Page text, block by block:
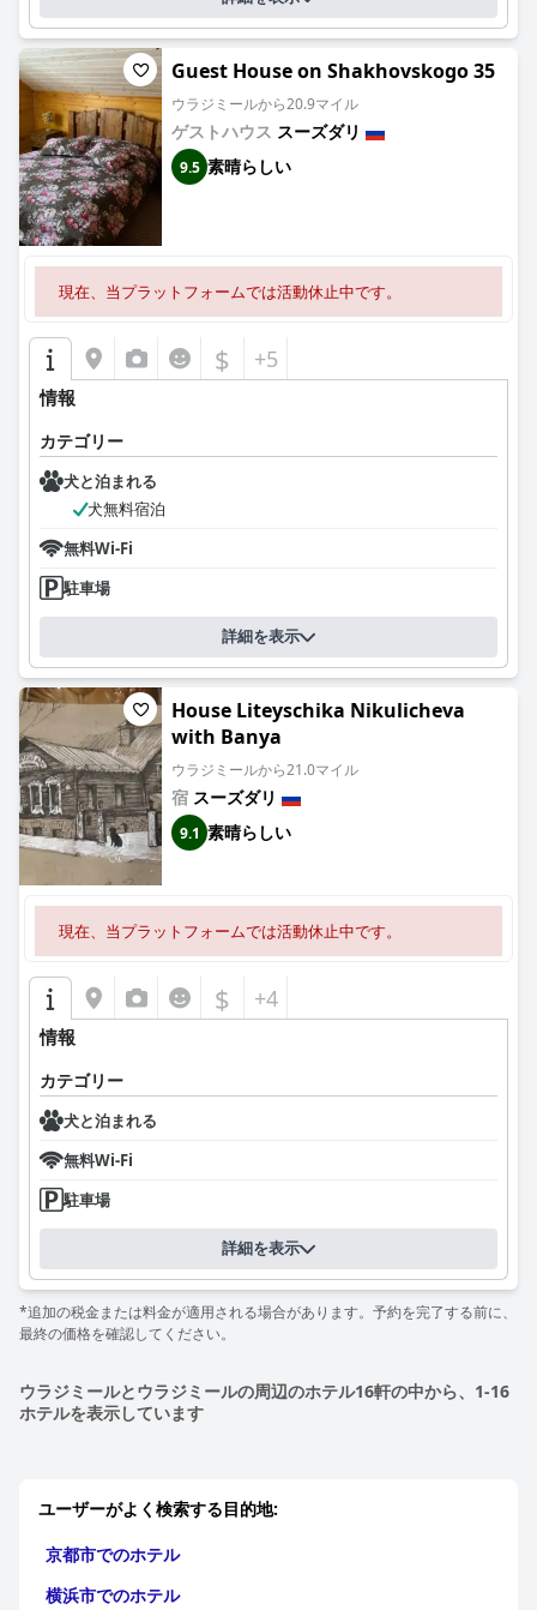
Guest House on Shakhovskogo 35
ウラジミールから20.9マイル
ゲストハウス スーズダリ
9.5 素晴らしい
現在、当プラットフォームでは活動休止中です。
$ +5
情報
カテゴリー
犬と泊まれる
犬無料宿泊
無料Wi-Fi
駐車場
詳細を表示
House Liteyschika Nikulicheva
with Banya
ウラジミールから21.0マイル
宿 スーズダリ
9.1 素晴らしい
現在、当プラットフォームでは活動休止中です。
$ +4
情報
カテゴリー
犬と泊まれる
無料Wi-Fi
駐車場
詳細を表示
*追加の税金または料金が適用される場合があります。予約を完了する前に、
最終の価格を確認してください。
ウラジミールとウラジミールの周辺のホテル16軒の中から、1-16
ホテルを表示しています
ユーザーがよく検索する目的地:
京都市でのホテル
横浜市でのホテル